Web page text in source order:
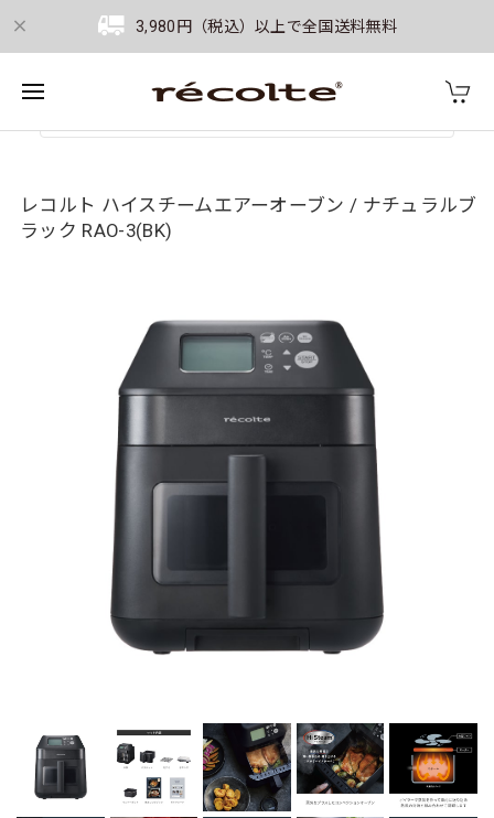
3,980円（税込）以上で全国送料無料
レコルト ハイスチームエアーオーブン / ナチュラルブ
ラック RAO-3(BK)